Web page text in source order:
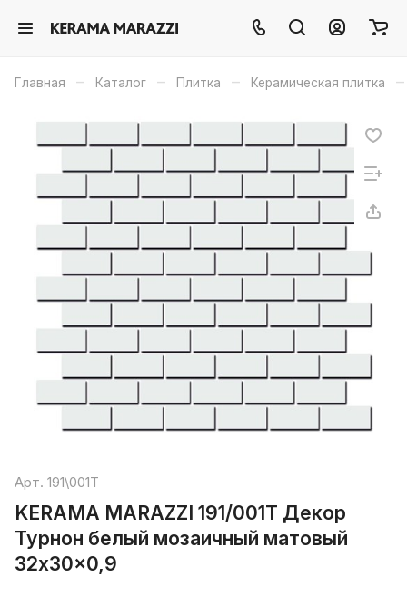
Главная – Каталог – Плитка – Керамическая плитка –
Арт. 191\001T
KERAMA MARAZZI 191/001T Декор
Турнон белый мозаичный матовый
32x30x0,9